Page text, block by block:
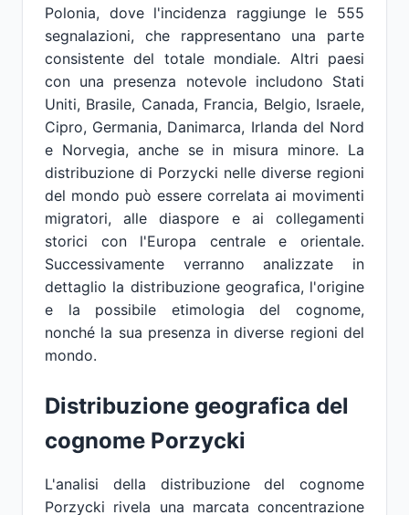
Polonia, dove l'incidenza raggiunge le 555
segnalazioni, che rappresentano una parte
consistente del totale mondiale. Altri paesi
con una presenza notevole includono Stati
Uniti, Brasile, Canada, Francia, Belgio, Israele,
Cipro, Germania, Danimarca, Irlanda del Nord
e Norvegia, anche se in misura minore. La
distribuzione di Porzycki nelle diverse regioni
del mondo può essere correlata ai movimenti
migratori, alle diaspore e ai collegamenti
storici con l'Europa centrale e orientale.
Successivamente verranno analizzate in
dettaglio la distribuzione geografica, l'origine
e la possibile etimologia del cognome,
nonché la sua presenza in diverse regioni del
mondo.
Distribuzione geografica del
cognome Porzycki
L'analisi della distribuzione del cognome
Porzycki rivela una marcata concentrazione